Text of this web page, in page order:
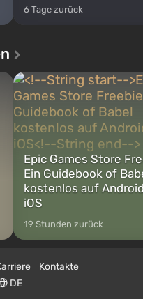
6 Tage zurück
Epic Games Store
Ein Guidebook of
kostenlos auf
iOS
19 Stunden zurück
Kontakte
DE